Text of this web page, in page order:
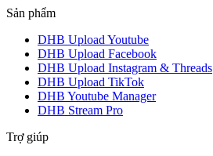
Sản phẩm
DHB Upload Youtube
DHB Upload Facebook
DHB Upload Instagram & Threads
DHB Upload TikTok
DHB Youtube Manager
DHB Stream Pro
Trợ giúp